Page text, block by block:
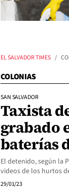
EL SALVADOR TIMES
COLONIAS
SAN SALVADOR
Taxista
grabado
baterías
El detenido, según la
videos de los hurtos
29/01/23